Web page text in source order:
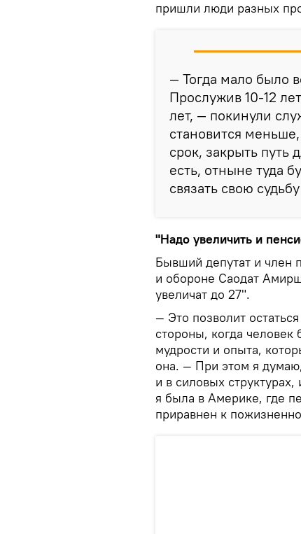
пришли люди разных
— Тогда мало было
Прослужив 10-12
лет, — покинули
становится
срок, закрыть путь
есть, отныне туда
связать свою
"Надо увеличить и
Бывший депутат и член
и обороне Саодат
увеличат до 27".
— Это позволит
стороны, когда человек
мудрости и опыта,
она. — При этом я
и в силовых
я была в Америке, где
приравнен к